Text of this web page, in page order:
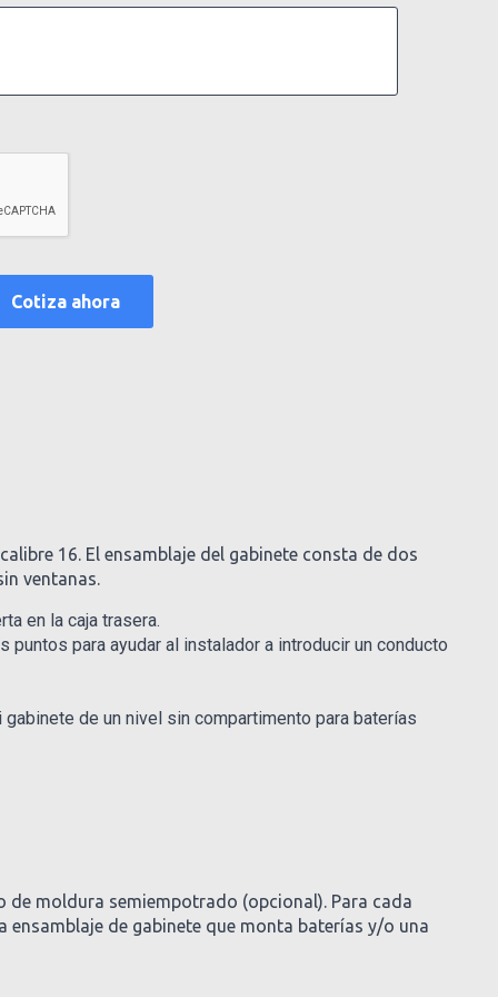
16. El ensamblaje del gabinete consta de dos
ventanas.
en la caja trasera.
para ayudar al instalador a introducir un conducto
de un nivel sin compartimento para baterías
de moldura semiempotrado (opcional). Para cada
ensamblaje de gabinete que monta baterías y/o una